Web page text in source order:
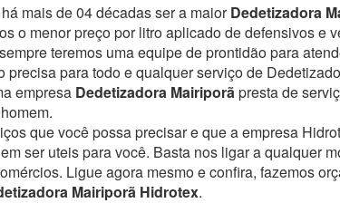
mais de 04 décadas ser a maiorDedetizadora
o menor preço por litro aplicado de defensivos e
teremos uma equipe de prontidão para
precisa para todo e qualquer serviço de
empresa Dedetizadora Mairiporãpresta de
que você possa precisar e que a empresa
ser uteis para você. Basta nos ligar a qualquer
Ligue agora mesmo e confira, fazemos
Mairiporã Hidrotex.